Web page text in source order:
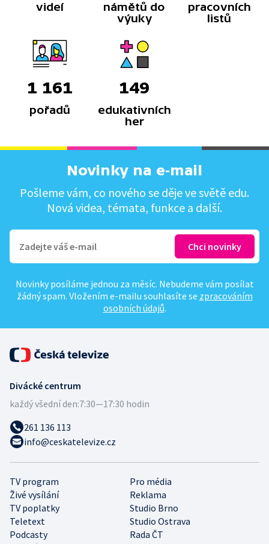
videí
námětů do
výuky
pracovních
listů
1 161
pořadů
149
edukativních
her
Novinky na e-mail
Pošleme vám, co nového se děje ve světě edu.
Nová videa, témata, funkce a další.
Novinky posíláme jednou za měsíc. Nebudeme vám posílat
žádný spam. Vložením e-mailu souhlasíte se zpracováním
osobních údajů.